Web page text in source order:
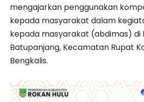
mengajarkan penggunakan
kepada masyarakat dalam
kepada masyarakat (abdimas) di
Batupanjang, Kecamatan Rupat
Bengkalis.